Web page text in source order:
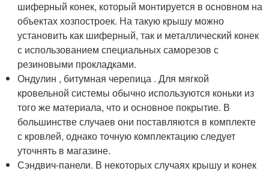
шиферный конек, который монтируется в основном на
объектах хозпостроек. На такую крышу можно
установить как шиферный, так и металлический конек
с использованием специальных саморезов с
резиновыми прокладками.
Ондулин , битумная черепица . Для мягкой
кровельной системы обычно используются коньки из
того же материала, что и основное покрытие. В
большинстве случаев они поставляются в комплекте
с кровлей, однако точную комплектацию следует
уточнять в магазине.
Сэндвич-панели. В некоторых случаях крышу и конек